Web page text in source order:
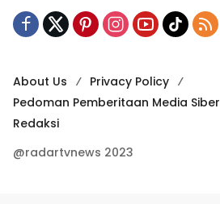
About Us
Privacy Policy
Pedoman Pemberitaan Media Siber
Redaksi
@radartvnews 2023